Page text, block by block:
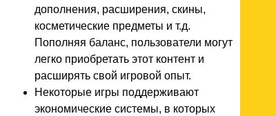
дополнения, расширения, скины,
косметические предметы и т.д.
Пополняя баланс, пользователи могут
легко приобретать этот контент и
расширять свой игровой опыт.
Некоторые игры поддерживают
экономические системы, в которых